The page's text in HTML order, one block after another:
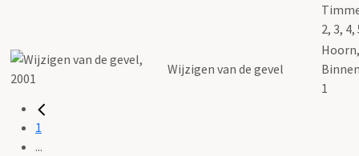
2, 3, 4,
Wijzigen van de gevel
Hoorn,
1
1
...